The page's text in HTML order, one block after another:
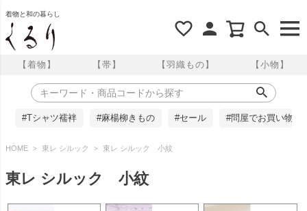
着物と和の暮らし
【着物】 【帯】 【羽織もの】 【小物】
#Tシャツ襦袢 #麻楊柳きもの #セール #問屋でお買い物
HOME 東レ シルック 東レ シルック 小紋
東レ シルック 小紋